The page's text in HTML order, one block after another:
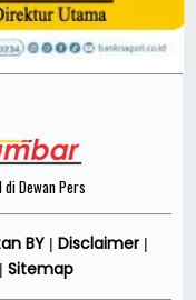
Dewan Pers
BY| Disclaimer|
| Sitemap